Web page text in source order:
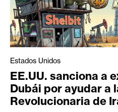
Estados Unidos
EE.UU. sanciona a
Dubái por ayudar a
Revolucionaria de